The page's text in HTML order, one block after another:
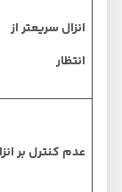
انزال سریعتر از
انتظار
عدم کنترل بر انزال